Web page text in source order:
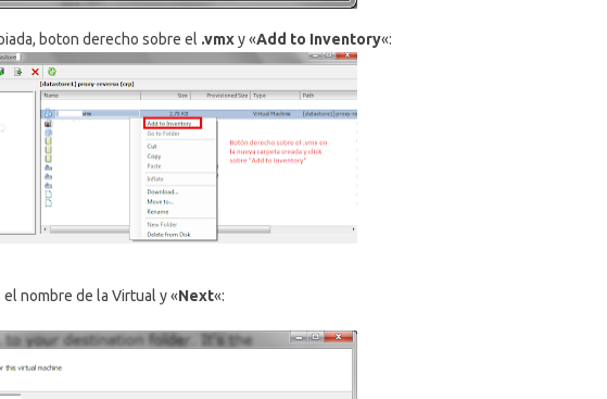
boton derecho sobre el .vmxy «Add to Inventory«:
el nombre de la Virtual y «Next«: